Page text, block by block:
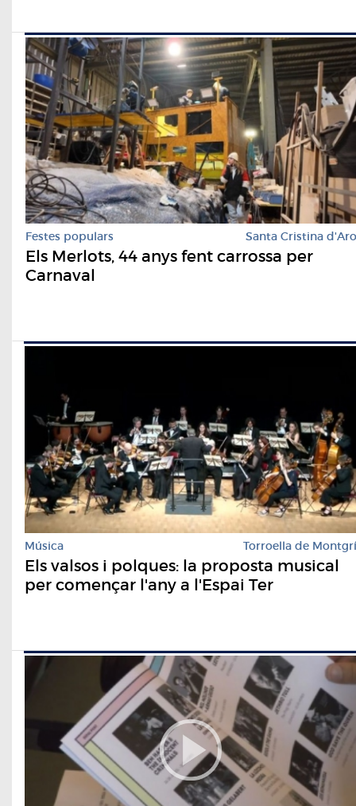
Festes populars Santa Cristina d'Aro
Els Merlots, 44 anys fent carrossa per
Carnaval
Música Torroella de Montgrí
Els valsos i polques: la proposta musical
per començar l'any a l'Espai Ter